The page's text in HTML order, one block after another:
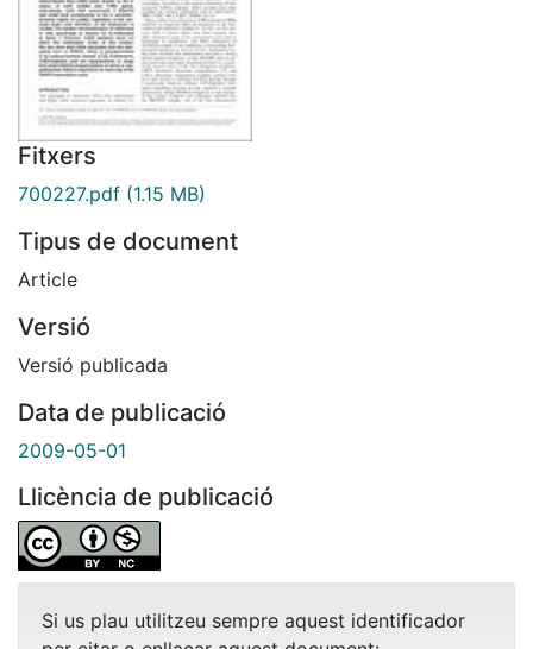
Fitxers
700227.pdf (1.15 MB)
Tipus de document
Article
Versió
Versió publicada
Data de publicació
2009-05-01
Llicència de publicació
Si us plau utilitzeu sempre aquest identificador